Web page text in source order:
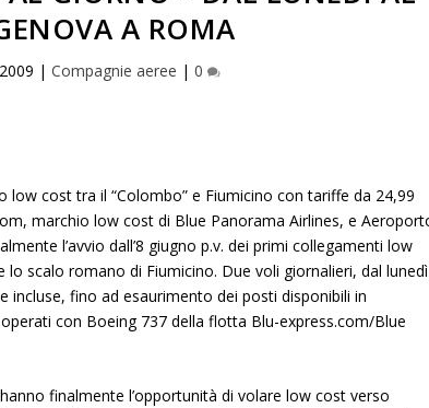
A ROMA
|Compagnie aeree |0
low cost tra il “Colombo” e Fiumicino con tariffe da 24,99
marchio low cost di Blue Panorama Airlines, e
l’avvio dall’8 giugno p.v. dei primi collegamenti low
lo scalo romano di Fiumicino. Due voli giornalieri, dal lunedì
incluse, fino ad esaurimento dei posti disponibili in
con Boeing 737 della flotta Blu-express.com/Blue
finalmente l’opportunità di volare low cost verso